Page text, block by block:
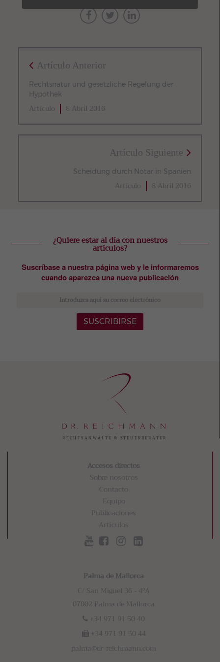
Artículo Anterior
Rechtsnatur und gesetzliche Regelung der
Hypothek
Artículo 8 Abril 2016
Artículo Siguiente
Scheidung durch Notar in Spanien
Artículo 8 Abril 2016
¿Quiere estar al día con nuestros
artículos?
Suscríbase a nuestra página web y le informaremos
cuando aparezca una nueva publicación
SUSCRIBIRSE
Accesos directos
Sobre nosotros
Contacto
Equipo
Publicaciones
Artículos
Palma de Mallorca
C/ San Miguel 36 - 4ºA
07002 Palma de Mallorca
+34 971 91 50 40
+34 971 91 50 44
palma@dr-reichmann.com